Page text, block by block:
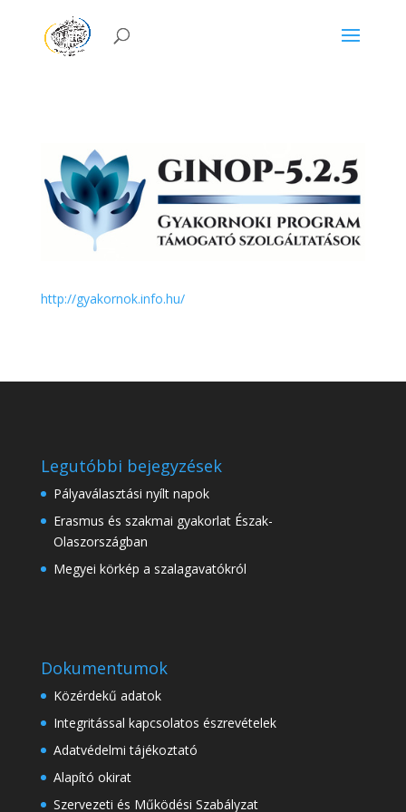
http://gyakornok.info.hu/
Legutóbbi bejegyzések
Pályaválasztási nyílt napok
Erasmus és szakmai gyakorlat Észak-
Olaszországban
Megyei körkép a szalagavatókról
Dokumentumok
Közérdekű adatok
Integritással kapcsolatos észrevételek
Adatvédelmi tájékoztató
Alapító okirat
Szervezeti és Működési Szabályzat